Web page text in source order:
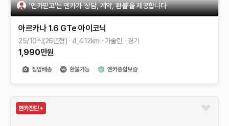
'엔카믿고'는 엔카가 '상담, 계약, 환불'을 제공합니다
아르카나 1.6 GTe 아이코닉
25/10식(26년형) 4,412km 가솔린 경기
1,990만원